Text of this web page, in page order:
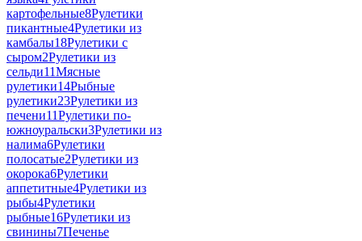
картофельные8Рулетики
пикантные4Рулетики из
камбалы18Рулетики с
сыром2Рулетики из
сельди11Мясные
рулетики14Рыбные
рулетики23Рулетики из
печени11Рулетики по-
южноуральски3Рулетики из
налима6Рулетики
полосатые2Рулетики из
окорока6Рулетики
аппетитные4Рулетики из
рыбы4Рулетики
рыбные16Рулетики из
свинины7Печенье